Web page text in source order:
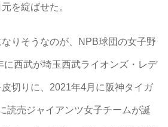
を綻ばせた。
りそうなのが、NPB球団の女子野
に西武が埼玉西武ライオンズ・レデ
切りに、2021年4月に阪神タイガ
読売ジャイアンツ女子チームが誕